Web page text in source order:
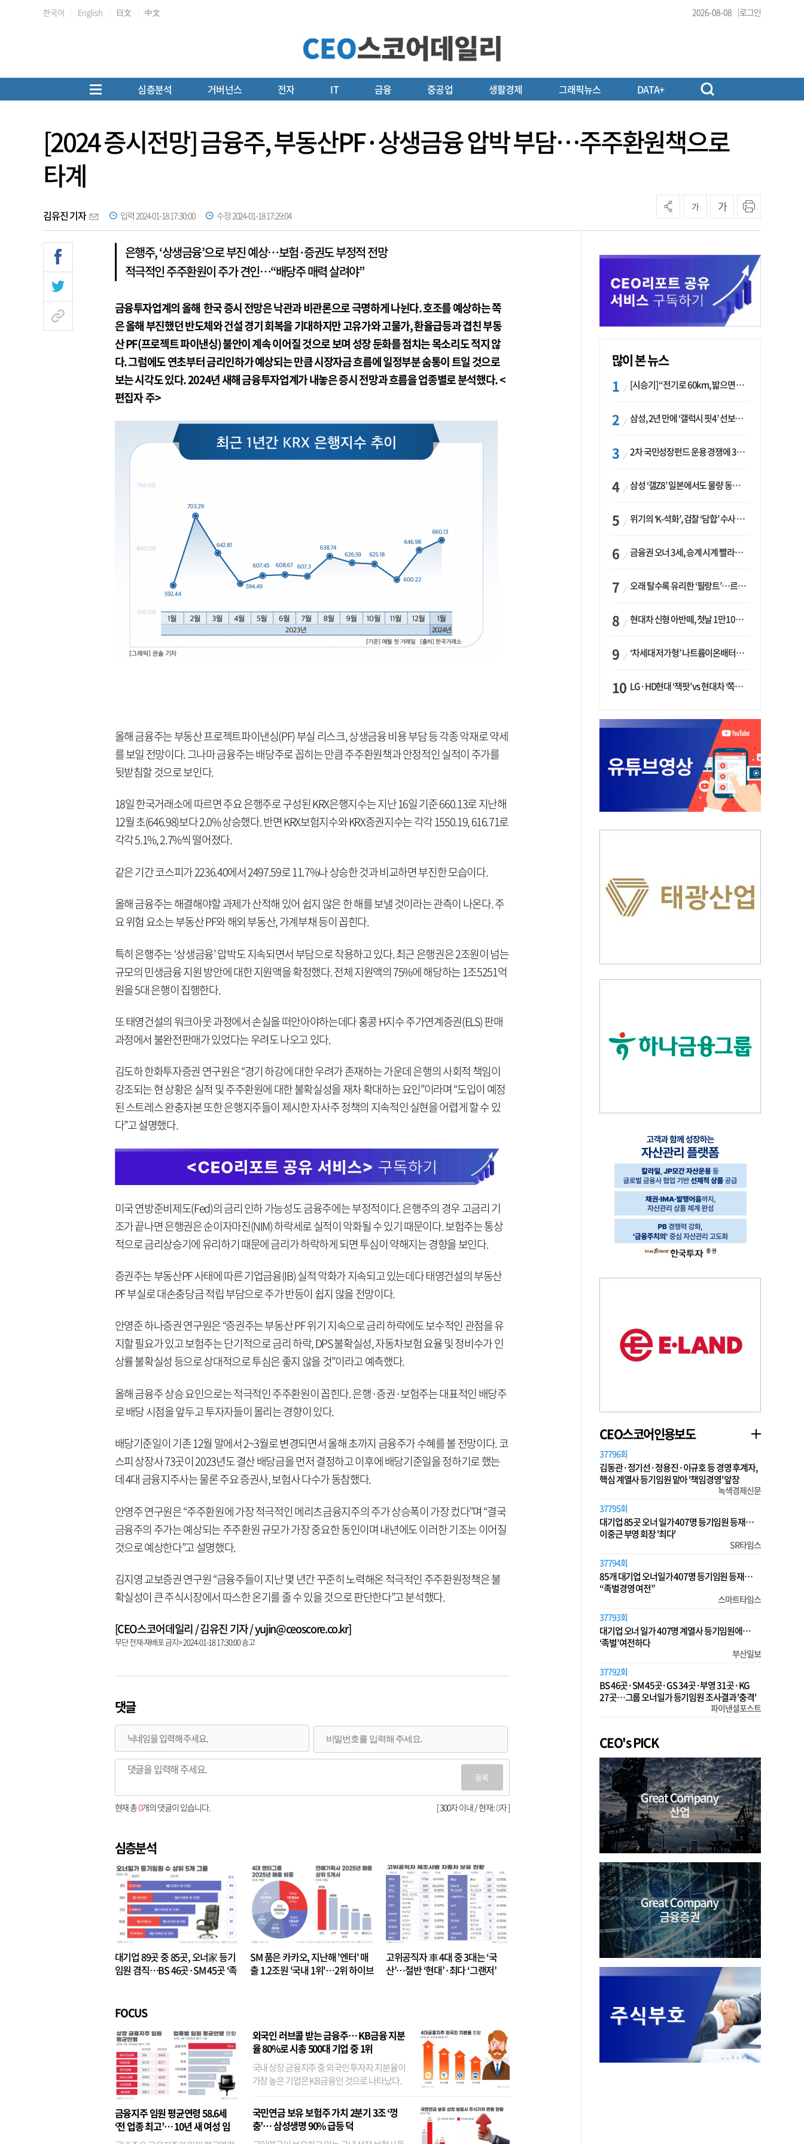
한국어 English 日文 中文 2026-08-08 로그인
심층분석 거버넌스 전자 IT 금융 중공업 생활경제 그래픽뉴스 DATA+
[2024 증시전망] 금융주, 부동산PF·상생금융 압박 부담…주주환원책으로
타계
김유진 기자 입력 2024-01-18 17:30:00 수정 2024-01-18 17:29:04
가 가
은행주, ‘상생금융’으로 부진 예상…보험·증권도 부정적 전망
적극적인 주주환원이 주가 견인…“배당주 매력 살려야”
금융투자업계의 올해 한국 증시 전망은 낙관과 비관론으로 극명하게 나뉜다. 호조를 예상하는 쪽
은 올해 부진했던 반도체와 건설 경기 회복을 기대하지만 고유가와 고물가, 환율급등과 겹친 부동
산 PF(프로젝트 파이낸싱) 불안이 계속 이어질 것으로 보며 성장 둔화를 점치는 목소리도 적지 않
다. 그럼에도 연초부터 금리인하가 예상되는 만큼 시장자금 흐름에 일정부분 숨통이 트일 것으로
보는 시각도 있다. 2024년 새해 금융투자업계가 내놓은 증시 전망과 흐름을 업종별로 분석했다. <
편집자 주>
올해 금융주는 부동산 프로젝트파이낸싱(PF) 부실 리스크, 상생금융 비용 부담 등 각종 악재로 약세
를 보일 전망이다. 그나마 금융주는 배당주로 꼽히는 만큼 주주환원책과 안정적인 실적이 주가를
뒷받침할 것으로 보인다.
18일 한국거래소에 따르면 주요 은행주로 구성된 KRX은행지수는 지난 16일 기준 660.13로 지난해
12월 초(646.98)보다 2.0% 상승했다. 반면 KRX보험지수와 KRX증권지수는 각각 1550.19, 616.71로
각각 5.1%, 2.7%씩 떨어졌다.
같은 기간 코스피가 2236.40에서 2497.59로 11.7%나 상승한 것과 비교하면 부진한 모습이다.
올해 금융주는 해결해야할 과제가 산적해 있어 쉽지 않은 한 해를 보낼 것이라는 관측이 나온다. 주
요 위험 요소는 부동산 PF와 해외 부동산, 가계부채 등이 꼽힌다.
특히 은행주는 ‘상생금융’ 압박도 지속되면서 부담으로 작용하고 있다. 최근 은행권은 2조원이 넘는
규모의 민생금융 지원 방안에 대한 지원액을 확정했다. 전체 지원액의 75%에 해당하는 1조5251억
원을 5대 은행이 집행한다.
또 태영건설의 워크아웃 과정에서 손실을 떠안아야하는데다 홍콩 H지수 주가연계증권(ELS) 판매
과정에서 불완전판매가 있었다는 우려도 나오고 있다.
김도하 한화투자증권 연구원은 “경기 하강에 대한 우려가 존재하는 가운데 은행의 사회적 책임이
강조되는 현 상황은 실적 및 주주환원에 대한 불확실성을 재차 확대하는 요인”이라며 “도입이 예정
된 스트레스 완충자본 또한 은행지주들이 제시한 자사주 정책의 지속적인 실현을 어렵게 할 수 있
다”고 설명했다.
미국 연방준비제도(Fed)의 금리 인하 가능성도 금융주에는 부정적이다. 은행주의 경우 고금리 기
조가 끝나면 은행권은 순이자마진(NIM) 하락세로 실적이 악화될 수 있기 때문이다. 보험주는 통상
적으로 금리상승기에 유리하기 때문에 금리가 하락하게 되면 투심이 약해지는 경향을 보인다.
증권주는 부동산PF 사태에 따른 기업금융(IB) 실적 악화가 지속되고 있는데다 태영건설의 부동산
PF 부실로 대손충당금 적립 부담으로 주가 반등이 쉽지 않을 전망이다.
안영준 하나증권 연구원은 “증권주는 부동산 PF 위기 지속으로 금리 하락에도 보수적인 관점을 유
지할 필요가 있고 보험주는 단기적으로 금리 하락, DPS 불확실성, 자동차보험 요율 및 정비수가 인
상률 불확실성 등으로 상대적으로 투심은 좋지 않을 것”이라고 예측했다.
올해 금융주 상승 요인으로는 적극적인 주주환원이 꼽힌다. 은행·증권·보험주는 대표적인 배당주
로 배당 시점을 앞두고 투자자들이 몰리는 경향이 있다.
배당기준일이 기존 12월 말에서 2~3월로 변경되면서 올해 초까지 금융주가 수혜를 볼 전망이다. 코
스피 상장사 73곳이 2023년도 결산 배당금을 먼저 결정하고 이후에 배당기준일을 정하기로 했는
데 4대 금융지주사는 물론 주요 증권사, 보험사 다수가 동참했다.
안영주 연구원은 “주주환원에 가장 적극적인 메리츠금융지주의 주가 상승폭이 가장 컸다”며 “결국
금융주의 주가는 예상되는 주주환원 규모가 가장 중요한 동인이며 내년에도 이러한 기조는 이어질
것으로 예상한다”고 설명했다.
김지영 교보증권 연구원 “금융주들이 지난 몇 년간 꾸준히 노력해온 적극적인 주주환원정책은 불
확실성이 큰 주식시장에서 따스한 온기를 줄 수 있을 것으로 판단한다”고 분석했다.
[CEO스코어데일리 / 김유진 기자 / yujin@ceoscore.co.kr]
무단 전재-재배포 금지> 2024-01-18 17:30:00 송고
댓글
등록
[ 300자 이내 / 현재:0자 ]
현재 총0개의 댓글이 있습니다.
심층분석
대기업 89곳 중 85곳, 오너家 등기
임원 겸직…BS 46곳·SM 45곳 ‘족
SM 품은 카카오, 지난해 '엔터' 매
출 1.2조원 '국내 1위'…2위 하이브
고위공직자 車 4대 중 3대는 ‘국
산’…절반 ‘현대’·최다 ‘그랜저’
FOCUS
금융지주 임원 평균연령 58.6세
‘전 업종 최고’… 10년 새 여성 임
원은 14배 껑충
외국인 러브콜 받는 금융주… KB금융 지분
율 80%로 시총 500대 기업 중 1위
국내 상장 금융지주 중 외국인 투자자 지분율이
가장 높은 기업은 KB금융인 것으로 나타났다.
융이었다. 특히 KB금융은 지난달 말 기준 해외
기관투자자 지분율이...
국민연금 보유 보험주 가치 2분기 3조 ‘껑
충’… 삼성생명 90% 급등 덕
많이 본 뉴스
[시승기] “전기로 60km, 밟으면 462마력”…볼보 XC60 T8의 두 얼굴
삼성, 2년 만에 ‘갤럭시 핏4’ 선보이나…웨어러블 생태계 확장 ‘시동’
2차 국민성장펀드 운용 경쟁에 33개사 몰렸다…신한·하나 등 새 얼굴 대거 합류
삼성 ‘갤Z8’ 일본에서도 물량 동났다…애플 참전 앞두고 선두 수성 ‘시험대’
위기의 ‘K-석화’, 검찰 ‘담합’ 수사 착수…“LG·한화·롯데 등 7개 업체, 8개 제품 가격 담합”
금융권 오너 3세, 승계 시계 빨라지나…한국투자 ‘속도’·미래에셋·메리츠는 ‘거리두기’
오래 탈수록 유리한 ‘필랑트’…르노코리아, 5년 뒤 잔존가치 53% 보장
현대차 신형 아반떼, 첫날 1만1094대 계약…역대 최고치 경신
‘차세대 저가형’ 나트륨이온배터리 시대 오나…LG화학·에코프로, 상용화 속도낸다
LG·HD현대 ‘잭팟’ vs 현대차 ‘쪽박’…글로벌 사모펀드, 韓 대기업 투자 ‘희비’
CEO스코어인용보도
37796회
김동관·정기선·정용진·이규호 등 경영 후계자,
핵심 계열사 등기임원 맡아 '책임경영' 앞장
녹색경제신문
37795회
대기업 85곳 오너 일가 407명 등기임원 등재…
이중근 부영 회장 '최다'
SR타임스
37794회
85개 대기업 오너일가 407명 등기임원 등재…
“족벌경영 여전”
스마트타임스
37793회
대기업 오너 일가 407명 계열사 등기임원에…
‘족벌’ 여전하다
부산일보
37792회
BS 46곳·SM 45곳·GS 34곳·부영 31곳·KG
27곳…그룹 오너일가 등기임원 조사결과 '충격'
파이낸셜포스트
CEO's PICK